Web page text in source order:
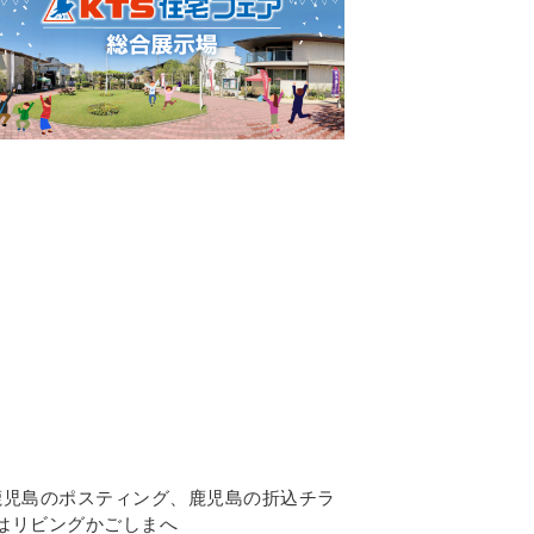
島のポスティング 、鹿児島の折込チラ
リビングかごしまへ